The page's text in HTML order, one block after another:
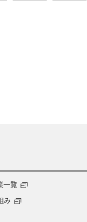
中国地方
一覧
み